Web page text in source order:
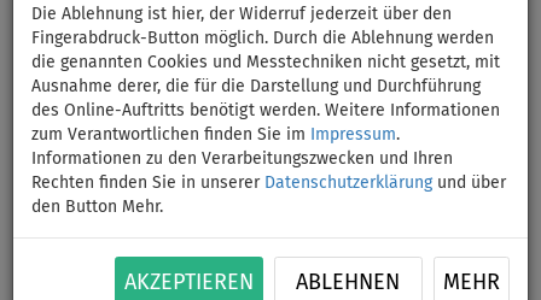
Die Ablehnung ist hier, der Widerruf jederzeit über den
Fingerabdruck-Button möglich. Durch die Ablehnung werden
die genannten Cookies und Messtechniken nicht gesetzt, mit
Ausnahme derer, die für die Darstellung und Durchführung
des Online-Auftritts benötigt werden. Weitere Informationen
zum Verantwortlichen finden Sie im
Impressum.
Informationen zu den Verarbeitungszwecken und Ihren
Rechten finden Sie in unserer Datenschutzerklärungund über
den Button Mehr.
AKZEPTIEREN ABLEHNEN MEHR
aufblasbares Stand Up Paddle
Board - Variante: +Kajak-Sitz
+Kajak-Paddel
PADDEL
INKL.
KAJAK SITZ
OPTION
VERSAND
GRATIS
Previous Next